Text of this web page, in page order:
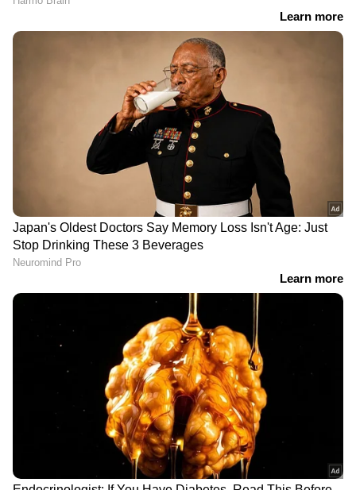
കോഴിക്കോട് മെഡി.
രോഗികളുടെ മുന്നിലിട്ടും
മാനസിക പീഡനം; 12 പിജി
വിദ്യാർഥികളും പരാതി
നൽകി, സ്ഥലം മാറ്റം
കണ്ണൂരും ഇന്ന് അവധി, 4
ജില്ലകളിൽ പ്രൊഫഷണൽ
കോളജുകൾ ഉൾപ്പെടെ
എല്ലാ വിദ്യാഭ്യാസ
സ്ഥാപനങ്ങൾക്കും അവധി
പ്രഖ്യാപിച്ചു; കനത്ത മഴ,
റെഡ് അലർട്ട്
LATEST VIDEOS
ഒളിവിലിരിക്കുന്ന അർജുൻ
ആയങ്കി പാലിയേക്കര ടോൾ
കടക്കുന്നതിന്റെ ദൃശ്യങ്ങൾ പുറത്ത്
'ഷിജിലിന്റെ കുടുംബം